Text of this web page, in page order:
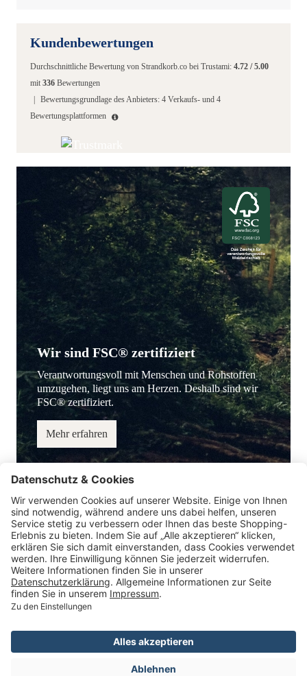
Kundenbewertungen
Durchschnittliche Bewertung von Strandkorb.co bei Trustami: 4.72 /5.00
mit 336 Bewertungen
Bewertungsgrundlage des Anbieters: 4 Verkaufs- und 4
Bewertungsplattformen
Wir sind FSC® zertifiziert
Verantwortungsvoll mit Menschen und Rohstoffen
umzugehen, liegt uns am Herzen. Deshalb sind wir
FSC® zertifiziert.
Mehr erfahren
Service-Hotline
Information
Service
Zahlungsmöglichkeiten
* Alle Preise inkl. gesetzl. Mehrwertsteuer.